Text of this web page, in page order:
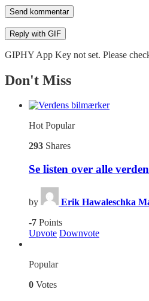
Send kommentar
Reply with GIF
GIPHY App Key not set. Please
Don't Miss
HotPopular
293 Shares
Se listen over alle
by Erik Hawaleschka
-7 Points
Upvote Downvote
Popular
0 Votes